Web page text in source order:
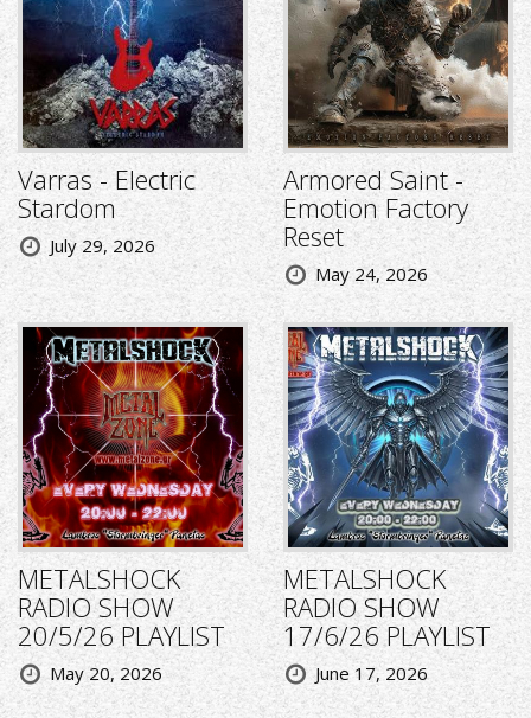
Varras - Electric
Stardom
July 29, 2026
Armored Saint -
Emotion Factory
Reset
May 24, 2026
METALSHOCK
RADIO SHOW
20/5/26 PLAYLIST
May 20, 2026
METALSHOCK
RADIO SHOW
17/6/26 PLAYLIST
June 17, 2026